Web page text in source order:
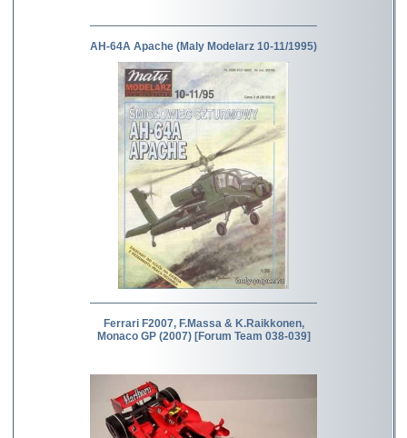
AH-64A Apache (Maly Modelarz 10-11/1995)
Ferrari F2007, F.Massa & K.Raikkonen,
Monaco GP (2007) [Forum Team 038-039]